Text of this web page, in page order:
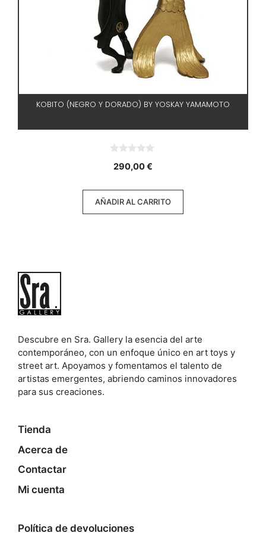
KOBITO (NEGRO Y DORADO) BY YOSKAY YAMAMOTO
d290,00€
AÑADIR AL CARRITO
Descubre en Sra. Gallery la esencia del arte
contemporáneo, con un enfoque único en art toys y
street art. Apoyamos y fomentamos el talento de
artistas emergentes, abriendo caminos innovadores
para sus creaciones.
Tienda
Acerca de
Contactar
Mi cuenta
Política de devoluciones